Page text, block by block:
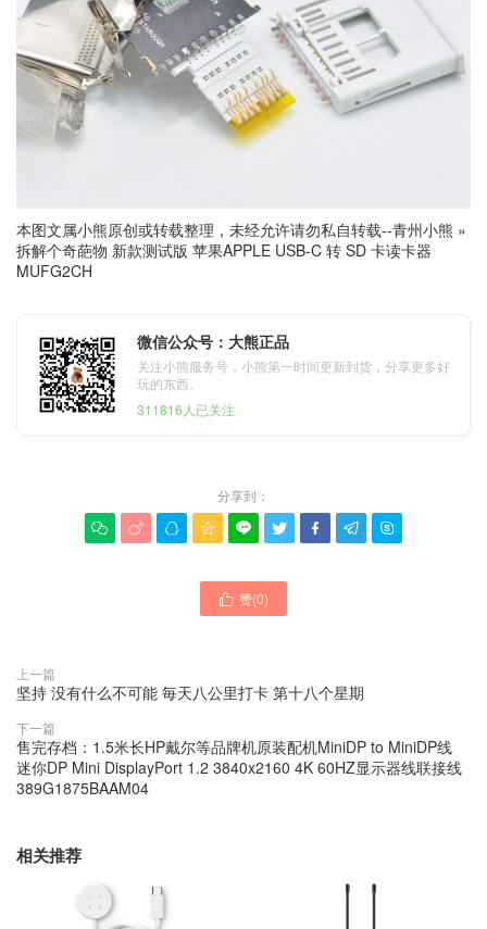
本图文属小熊原创或转载整理，未经允许请勿私自转载--青州小熊 »
拆解个奇葩物 新款测试版 苹果APPLE USB-C 转 SD 卡读卡器
MUFG2CH
微信公众号：大熊正品
关注小熊服务号，小熊第一时间更新到货，分享更多好
玩的东西。
311816人已关注
分享到：
        
 赞(0)
上一篇
坚持 没有什么不可能 毎天八公里打卡 第十八个星期
下一篇
售完存档：1.5米长HP戴尔等品牌机原装配机MiniDP to MiniDP线
迷你DP Mini DisplayPort 1.2 3840x2160 4K 60HZ显示器线联接线
389G1875BAAM04
相关推荐